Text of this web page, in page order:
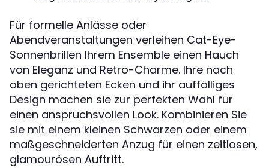
Für formelle Anlässe oder
Abendveranstaltungen verleihen Cat-Eye-
Sonnenbrillen Ihrem Ensemble einen Hauch
von Eleganz und Retro-Charme. Ihre nach
oben gerichteten Ecken und ihr auffälliges
Design machen sie zur perfekten Wahl für
einen anspruchsvollen Look. Kombinieren Sie
sie mit einem kleinen Schwarzen oder einem
maßgeschneiderten Anzug für einen zeitlosen,
glamourösen Auftritt.